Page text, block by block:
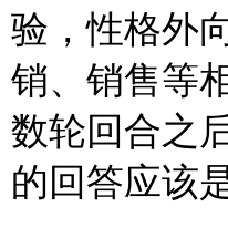
验，性格外
销、销售等
数轮回合之
的回答应该